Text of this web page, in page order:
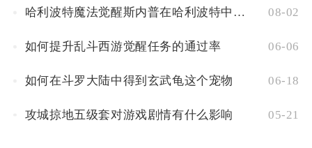
哈利波特魔法觉醒斯内普在哈利波特中的位置何在 08-02
如何提升乱斗西游觉醒任务的通过率 06-06
如何在斗罗大陆中得到玄武龟这个宠物 06-18
攻城掠地五级套对游戏剧情有什么影响 05-21